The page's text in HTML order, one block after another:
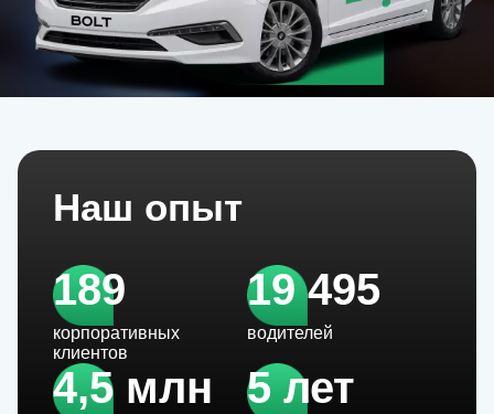
Наш опыт
189
корпоративных
клиентов
19 495
водителей
4,5 млн 5 лет